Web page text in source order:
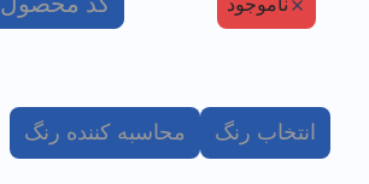
ناموجود
انتخاب رنگ محاسبه کننده رنگ